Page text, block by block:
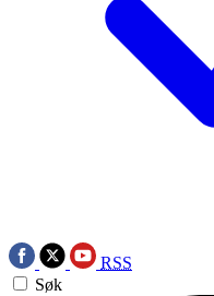
RSS
Søk